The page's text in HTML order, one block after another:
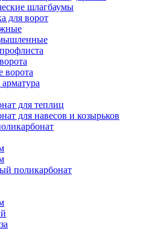
шлагбаумы
для ворот
ворота
для теплиц
для навесов и козырьков
поликарбонат